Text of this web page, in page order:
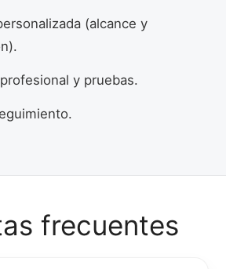
(alcance y
profesional y pruebas.
frecuentes